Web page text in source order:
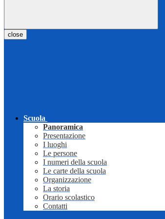
close
Scuola
Panoramica
Presentazione
I luoghi
Le persone
I numeri della scuola
Le carte della scuola
Organizzazione
La storia
Orario scolastico
Contatti